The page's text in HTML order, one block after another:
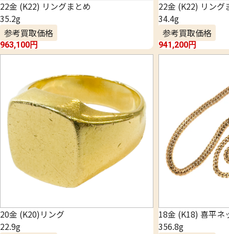
22金 (K22) リングまとめ
35.2g
参考買取価格
963,100円
22金 (K22) リング
34.4g
参考買取価格
941,200円
20金 (K20)リング
22.9g
18金 (K18) 喜平ネ
356.8g